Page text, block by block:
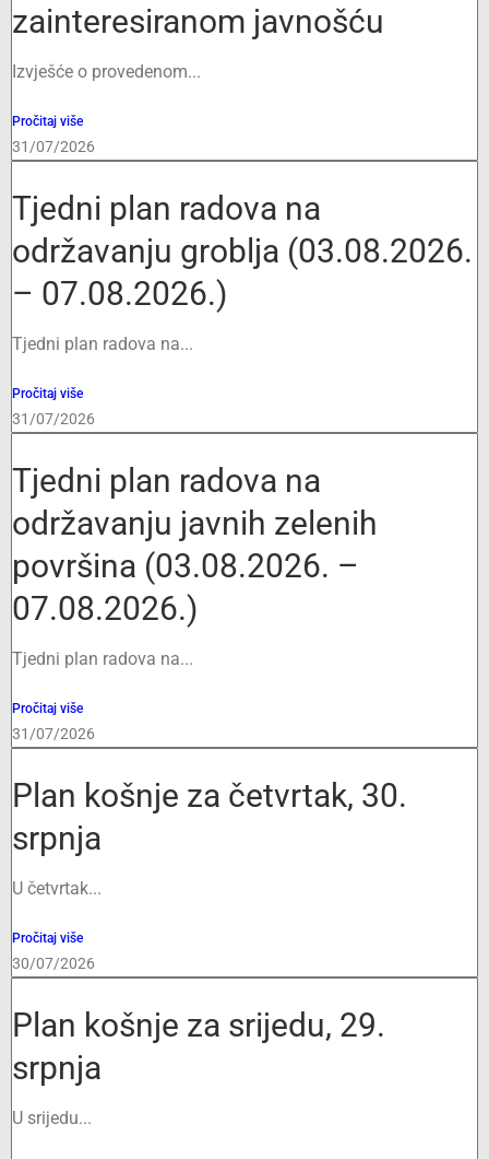
zainteresiranom javnošću
Izvješće o provedenom...
Pročitaj više
31/07/2026
Tjedni plan radova na
održavanju groblja (03.08.2026.
– 07.08.2026.)
Tjedni plan radova na...
Pročitaj više
31/07/2026
Tjedni plan radova na
održavanju javnih zelenih
površina (03.08.2026. –
07.08.2026.)
Tjedni plan radova na...
Pročitaj više
31/07/2026
Plan košnje za četvrtak, 30.
srpnja
U četvrtak...
Pročitaj više
30/07/2026
Plan košnje za srijedu, 29.
srpnja
U srijedu...